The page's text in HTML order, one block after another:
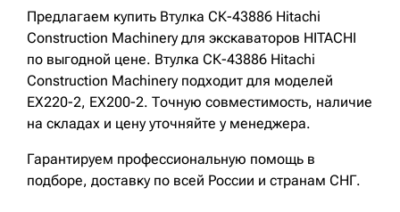
Предлагаем купить Втулка СК-43886 Hitachi
Construction Machinery для экскаваторов HITACHI
по выгодной цене. Втулка СК-43886 Hitachi
Construction Machinery подходит для моделей
EX220-2, EX200-2. Точную совместимость, наличие
на складах и цену уточняйте у менеджера.
Гарантируем профессиональную помощь в
подборе, доставку по всей России и странам СНГ.